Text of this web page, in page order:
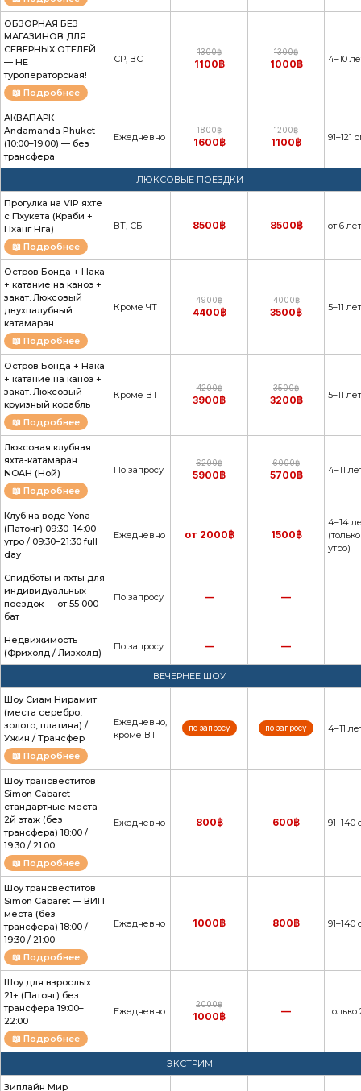
ОБЗОРНАЯ БЕЗ
МАГАЗИНОВ ДЛЯ
СЕВЕРНЫХ ОТЕЛЕЙ
— НЕ
туроператорская!
📖 Подробнее
СР, ВС
1300฿
1100฿
1300฿
1000฿ 4–10
АКВАПАРК
Andamanda Phuket
(10:00–19:00) — без
трансфера
Ежедневно
1800฿
1600฿
1200฿
1100฿ 91–121
ЛЮКСОВЫЕ ПОЕЗДКИ
Прогулка на VIP яхте
с Пхукета (Краби +
Пханг Нга)
📖 Подробнее
ВТ, СБ 8500฿ 8500฿ от 6 лет
Остров Бонда + Нака
+ катание на каноэ +
закат. Люксовый
двухпалубный
катамаран
📖 Подробнее
Кроме ЧТ
4900฿
4400฿
4000฿
3500฿ 5–11 лет
Остров Бонда + Нака
+ катание на каноэ +
закат. Люксовый
круизный корабль
📖 Подробнее
Кроме ВТ
4200฿
3900฿
3500฿
3200฿ 5–11 лет
Люксовая клубная
яхта-катамаран
NOAH (Ной)
📖 Подробнее
По запросу
6200฿
5900฿
6000฿
5700฿ 4–11
Клуб на воде Yona
(Патонг) 09:30–14:00
утро / 09:30–21:30 full
day
Ежедневно от 2000฿ 1500฿
4–14
(только
утро)
Спидботы и яхты для
индивидуальных
поездок — от 55 000
бат
По запросу — —
Недвижимость
(Фрихолд / Лизхолд)
По запросу — —
ВЕЧЕРНЕЕ ШОУ
Шоу Сиам Нирамит
(места серебро,
золото, платина) /
Ужин / Трансфер
📖 Подробнее
Ежедневно,
кроме ВТ
по запросу по запросу 4–11
Шоу трансвеститов
Simon Cabaret —
стандартные места
2й этаж (без
трансфера) 18:00 /
19:30 / 21:00
📖 Подробнее
Ежедневно 800฿ 600฿ 91–140
Шоу трансвеститов
Simon Cabaret — ВИП
места (без
трансфера) 18:00 /
19:30 / 21:00
📖 Подробнее
Ежедневно 1000฿ 800฿ 91–140
Шоу для взрослых
21+ (Патонг) без
трансфера 19:00–
22:00
📖 Подробнее
Ежедневно
2000฿
1000฿ — только
ЭКСТРИМ
Зиплайн Мир